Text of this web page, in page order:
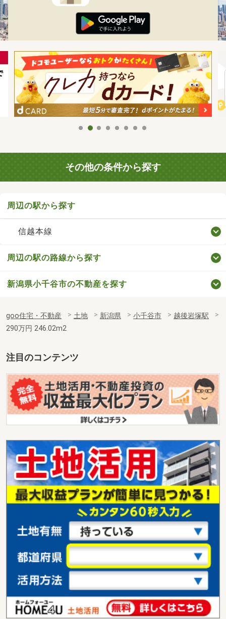
その他の条件から探す
周辺の駅から探す
信越本線
周辺の駅の路線から探す
新潟県小千谷市の不動産を探す
goo住宅・不動産 土地 新潟県 小千谷市
越後岩塚駅
290万円 246.02m2
注目のコンテンツ